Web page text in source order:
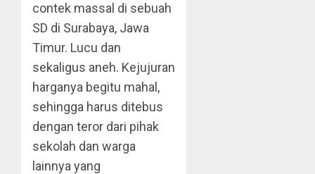
contek massal di sebuah
SD di Surabaya, Jawa
Timur. Lucu dan
sekaligus aneh. Kejujuran
harganya begitu mahal,
sehingga harus ditebus
dengan teror dari pihak
sekolah dan warga
lainnya yang